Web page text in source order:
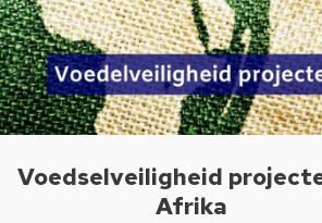
Voedselveiligheid
Afrika